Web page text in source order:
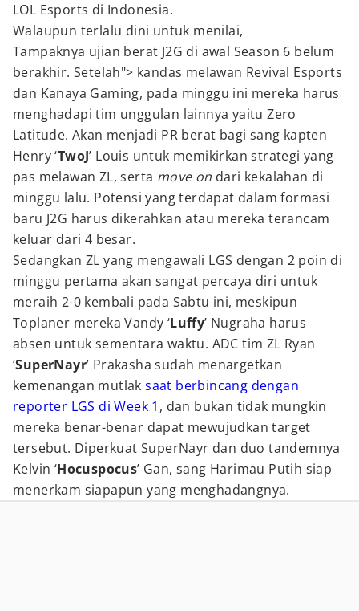
LOL Esports di Indonesia.
Walaupun terlalu dini untuk menilai,
Tampaknya ujian berat J2G di awal Season 6 belum
berakhir. Setelah"> kandas melawan Revival Esports
dan Kanaya Gaming, pada minggu ini mereka harus
menghadapi tim unggulan lainnya yaitu Zero
Latitude. Akan menjadi PR berat bagi sang kapten
Henry ‘TwoJ’ Louis untuk memikirkan strategi yang
pas melawan ZL, serta move on dari kekalahan di
minggu lalu. Potensi yang terdapat dalam formasi
baru J2G harus dikerahkan atau mereka terancam
keluar dari 4 besar.
Sedangkan ZL yang mengawali LGS dengan 2 poin di
minggu pertama akan sangat percaya diri untuk
meraih 2-0 kembali pada Sabtu ini, meskipun
Toplaner mereka Vandy ‘Luffy’ Nugraha harus
absen untuk sementara waktu. ADC tim ZL Ryan
‘SuperNayr’ Prakasha sudah menargetkan
kemenangan mutlak saat berbincang dengan
reporter LGS di Week 1 , dan bukan tidak mungkin
mereka benar-benar dapat mewujudkan target
tersebut. Diperkuat SuperNayr dan duo tandemnya
Kelvin ‘Hocuspocus’ Gan, sang Harimau Putih siap
menerkam siapapun yang menghadangnya.